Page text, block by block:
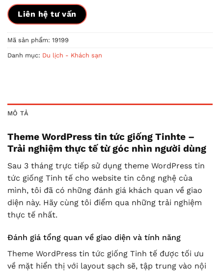
Liên hệ tư vấn
Mã sản phẩm: 19199
Danh mục: Du lịch - Khách sạn
MÔ TẢ
Theme WordPress tin tức giống Tinhte –
Trải nghiệm thực tế từ góc nhìn người dùng
Sau 3 tháng trực tiếp sử dụng theme WordPress tin
tức giống Tinh tế cho website tin công nghệ của
mình, tôi đã có những đánh giá khách quan về giao
diện này. Hãy cùng tôi điểm qua những trải nghiệm
thực tế nhất.
Đánh giá tổng quan về giao diện và tính năng
Theme WordPress tin tức giống Tinh tế được tối ưu
về mặt hiển thị với layout sạch sẽ, tập trung vào nội